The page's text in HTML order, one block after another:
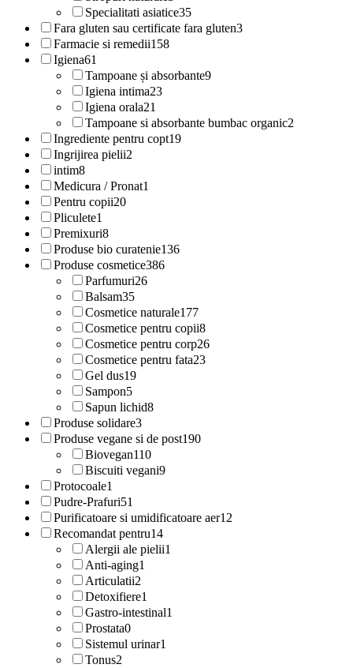
Specialitati asiatice35
Fara gluten sau certificate fara gluten3
Farmacie si remedii158
Igiena61
Tampoane și absorbante9
Igiena intima23
Igiena orala21
Tampoane si absorbante bumbac organic2
Ingrediente pentru copt19
Ingrijirea pielii2
intim8
Medicura / Pronat1
Pentru copii20
Pliculete1
Premixuri8
Produse bio curatenie136
Produse cosmetice386
Parfumuri26
Balsam35
Cosmetice naturale177
Cosmetice pentru copii8
Cosmetice pentru corp26
Cosmetice pentru fata23
Gel dus19
Sampon5
Sapun lichid8
Produse solidare3
Produse vegane si de post190
Biovegan110
Biscuiti vegani9
Protocoale1
Pudre-Prafuri51
Purificatoare si umidificatoare aer12
Recomandat pentru14
Alergii ale pielii1
Anti-aging1
Articulatii2
Detoxifiere1
Gastro-intestinal1
Prostata0
Sistemul urinar1
Tonus2